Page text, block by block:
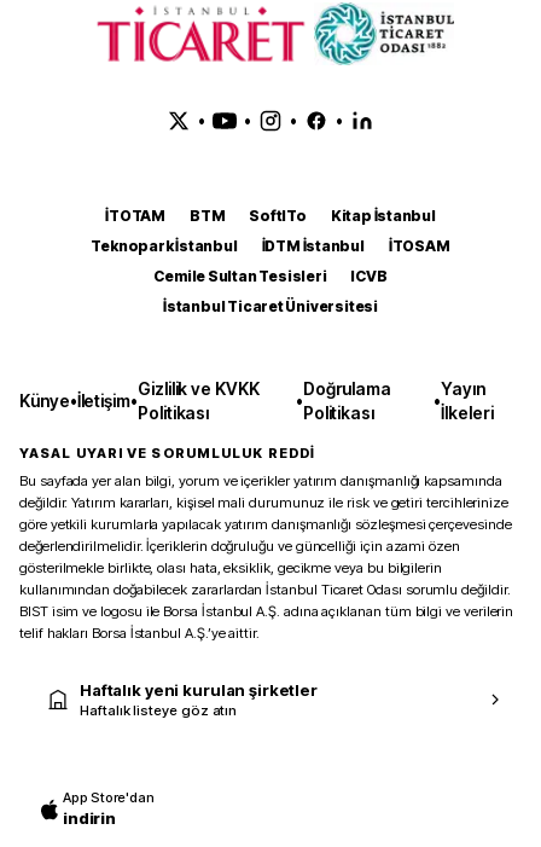
• • • •
İTOTAM BTM SoftITo
Kitap İstanbul
Teknopark İstanbul
İDTM İstanbul
İTOSAM
Cemile Sultan Tesisleri
ICVB
İstanbul Ticaret Üniversitesi
Künye•İletişim•
Gizlilik ve KVKK
Politikası
•
Doğrulama
Politikası
•
Yayın
İlkeleri
YASAL UYARI VE SORUMLULUK REDDİ
Bu sayfada yer alan bilgi, yorum ve içerikler yatırım danışmanlığı kapsamında
değildir. Yatırım kararları, kişisel mali durumunuz ile risk ve getiri tercihlerinize
göre yetkili kurumlarla yapılacak yatırım danışmanlığı sözleşmesi çerçevesinde
değerlendirilmelidir. İçeriklerin doğruluğu ve güncelliği için azami özen
gösterilmekle birlikte, olası hata, eksiklik, gecikme veya bu bilgilerin
kullanımından doğabilecek zararlardan İstanbul Ticaret Odası sorumlu değildir.
BIST isim ve logosu ile Borsa İstanbul A.Ş. adına açıklanan tüm bilgi ve verilerin
telif hakları Borsa İstanbul A.Ş.’ye aittir.
Haftalık yeni kurulan şirketler
Haftalık listeye göz atın
App Store'dan
indirin